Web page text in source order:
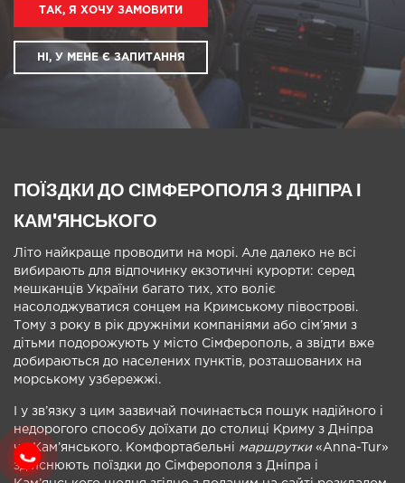
ТАК, Я ХОЧУ ЗАМОВИТИ
НІ, У МЕНЕ Є ЗАПИТАННЯ
ПОЇЗДКИ ДО СІМФЕРОПОЛЯ З ДНІПРА І
КАМ'ЯНСЬКОГО
Літо найкраще проводити на морі. Але далеко не всі
вибирають для відпочинку екзотичні курорти: серед
мешканців України багато тих, хто воліє
насолоджуватися сонцем на Кримському півострові.
Тому з року в рік дружніми компаніями або сім’ями з
дітьми подорожують у місто Сімферополь, а звідти вже
добираються до населених пунктів, розташованих на
морському узбережжі.
І у зв’язку з цим зазвичай починається пошук надійного і
недорогого способу доїхати до столиці Криму з Дніпра
чи Кам’янського. Комфортабельні маршрутки «Anna-Tur»
здійснюють поїздки до Сімферополя з Дніпра і